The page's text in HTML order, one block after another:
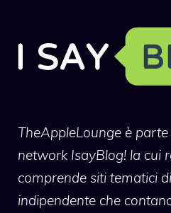
TheAppleLounge è parte
network IsayBlog! la cui
comprende siti tematici
indipendente che